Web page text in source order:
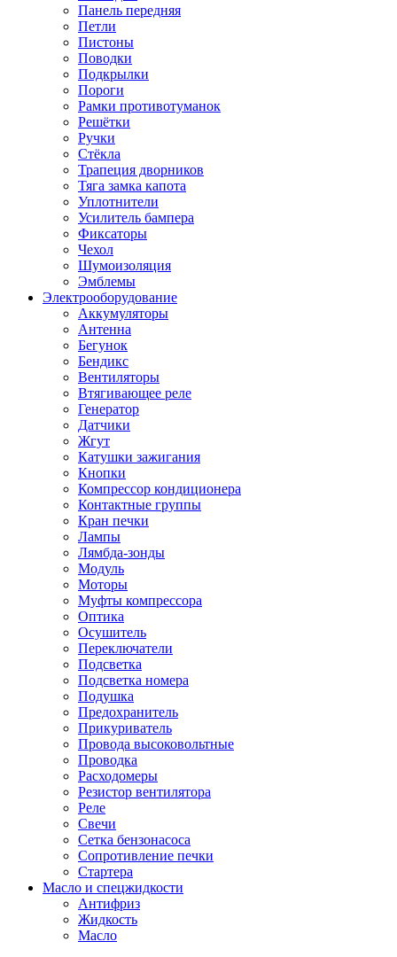
Панель передняя
Петли
Пистоны
Поводки
Подкрылки
Пороги
Рамки противотуманок
Решётки
Ручки
Стёкла
Трапеция дворников
Тяга замка капота
Уплотнители
Усилитель бампера
Фиксаторы
Чехол
Шумоизоляция
Эмблемы
Электрооборудование
Аккумуляторы
Антенна
Бегунок
Бендикс
Вентиляторы
Втягивающее реле
Генератор
Датчики
Жгут
Катушки зажигания
Кнопки
Компрессор кондиционера
Контактные группы
Кран печки
Лампы
Лямбда-зонды
Модуль
Моторы
Муфты компрессора
Оптика
Осушитель
Переключатели
Подсветка
Подсветка номера
Подушка
Предохранитель
Прикуриватель
Провода высоковольтные
Проводка
Расходомеры
Резистор вентилятора
Реле
Свечи
Сетка бензонасоса
Сопротивление печки
Стартера
Масло и спецжидкости
Антифриз
Жидкость
Масло